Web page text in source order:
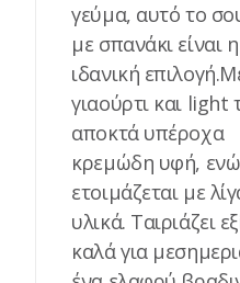
γεύμα, αυτό το
με σπανάκι είναι η
ιδανική
γιαούρτι και light
αποκτά υπέροχα
κρεμώδη υφή, ενώ
ετοιμάζεται με
υλικά. Ταιριάζει
καλά για